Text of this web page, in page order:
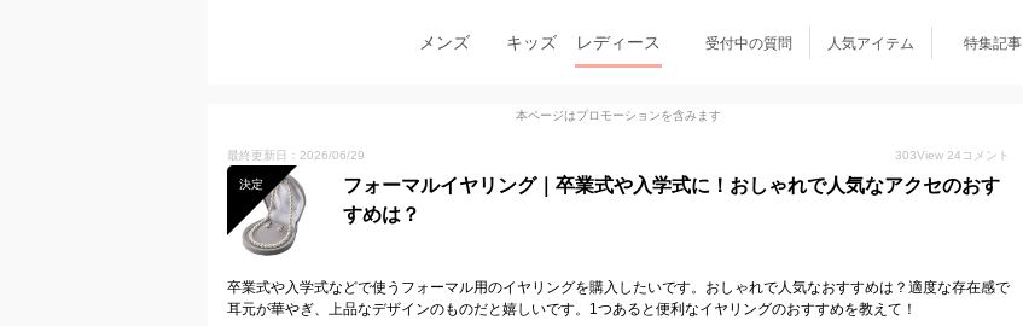
メンズ キッズ レディース 受付中の質問 人気アイテム 特集記事
本ページはプロモーションを含みます
最終更新日：2026/06/29 303View 24 コメント
決定
フォーマルイヤリング｜卒業式や入学式に！おしゃれで人気なアクセのおす
すめは？
卒業式や入学式などで使うフォーマル用のイヤリングを購入したいです。おしゃれで人気なおすすめは？適度な存在感で
耳元が華やぎ、上品なデザインのものだと嬉しいです。1つあると便利なイヤリングのおすすめを教えて！